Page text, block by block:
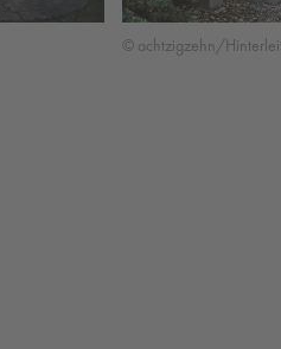
© achtzigzehn/